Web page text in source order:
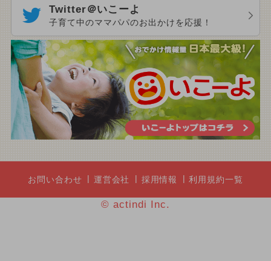
Twitter＠いこーよ
子育て中のママパパのお出かけを応援！
お問い合わせ 運営会社 採用情報 利用規約一覧
© actindi Inc.